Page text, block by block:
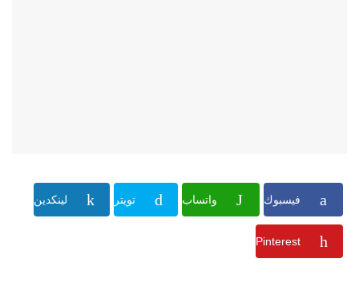
فيسبوك واتساب تويتر لينكدين
Pinterest